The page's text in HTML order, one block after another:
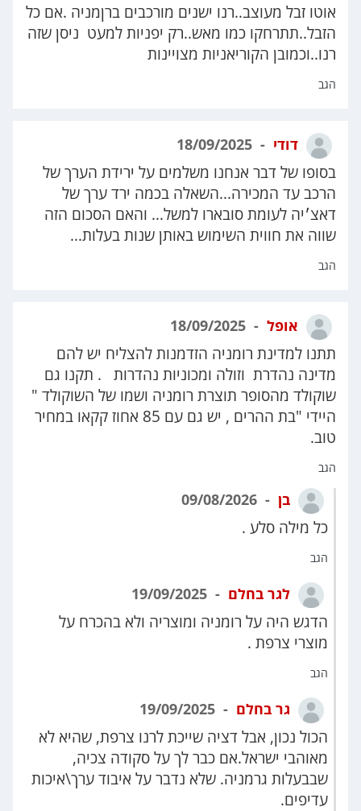
אוטו זבל מעוצב..רנו ישנים מורכבים ברןמניה .אם כל
הזבל..תתרחקו כמו מאש..רק יפניות למעט ניסן שזה
רנו..וכמובן הקוריאניות מצויינות
הגב
דודי
בסופו של דבר אנחנו משלמים על ירידת הערך של
הרכב עד המכירה...השאלה בכמה ירד ערך של
דאצ׳יה לעומת סובארו למשל... והאם הסכום הזה
שווה את חווית השימוש באותן שנות בעלות...
הגב
אופל
תתנו למדינת רומניה הזדמנות להצליח יש להם
מדינה נהדרת וזולה ומכוניות נהדרות . תקנו גם
שוקולד מהסופר תוצרת רומניה ושמו של השוקולד "
היידי "בת ההרים , יש גם עם 85 אחוז קקאו במחיר
טוב.
הגב
בן
כל מילה סלע .
הגב
לגר בחלם
הדגש היה על רומניה ומוצריה ולא בהכרח על
מוצרי צרפת .
הגב
גר בחלם
הכול נכון, אבל דציה שייכת לרנו צרפת, שהיא לא
מאוהבי ישראל.אם כבר לך על סקודה צכיה,
שבבעלות גרמניה. שלא נדבר על איבוד ערך\איכות
עדיפים.